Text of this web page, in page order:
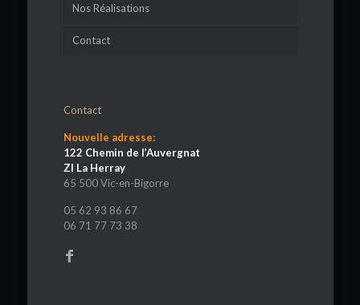
Nos Réalisations
Contact
Contact
Nouvelle adresse:
122 Chemin de l’Auvergnat
ZI La Herray
65 500 Vic-en-Bigorre
05 62 93 86 67
06 71 77 73 38